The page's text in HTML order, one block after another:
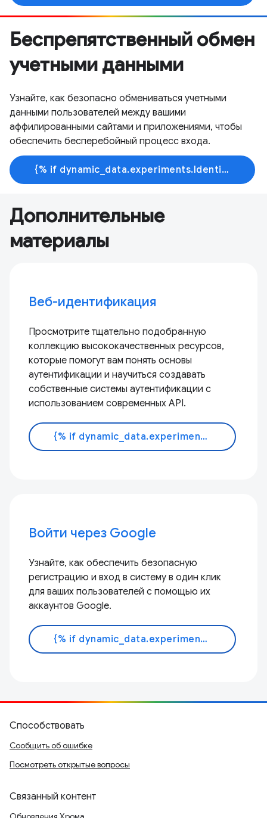
Беспрепятственный обмен
учетными данными
Узнайте, как безопасно обмениваться учетными
данными пользователей между вашими
аффилированными сайтами и приложениями, чтобы
обеспечить бесперебойный процесс входа.
{% if dynamic_data.experiments.IdentityButtonTextFeature.button_variant == 'variant_a' %}Узнать больше{% else %}Начать обучение{% endif %}
Дополнительные
материалы
Веб-идентификация
Просмотрите тщательно подобранную
коллекцию высококачественных ресурсов,
которые помогут вам понять основы
аутентификации и научиться создавать
собственные системы аутентификации с
использованием современных API.
{% if dynamic_data.experiments.IdentityButtonTextFeature.button_variant == 'variant_a' %}Узнать больше{% else %}Читать документацию{% endif %}
Войти через Google
Узнайте, как обеспечить безопасную
регистрацию и вход в систему в один клик
для ваших пользователей с помощью их
аккаунтов Google.
{% if dynamic_data.experiments.IdentityButtonTextFeature.button_variant == 'variant_a' %}Узнать больше{% else %}Читать документ{% endif %}
Способствовать
Сообщить об ошибке
Посмотреть открытые вопросы
Связанный контент